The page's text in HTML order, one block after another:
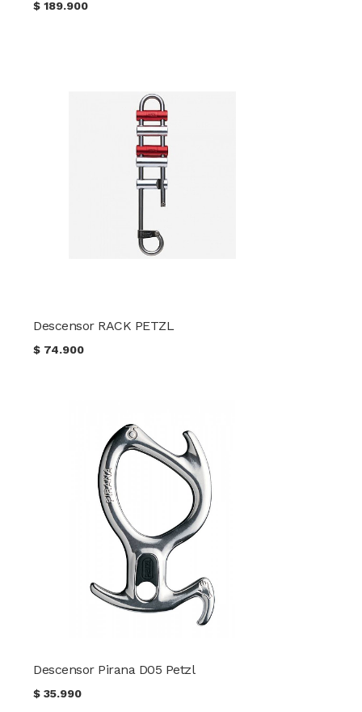
$189.900
Descensor RACK PETZL
$ 74.900
Descensor Pirana D05 Petzl
$35.990